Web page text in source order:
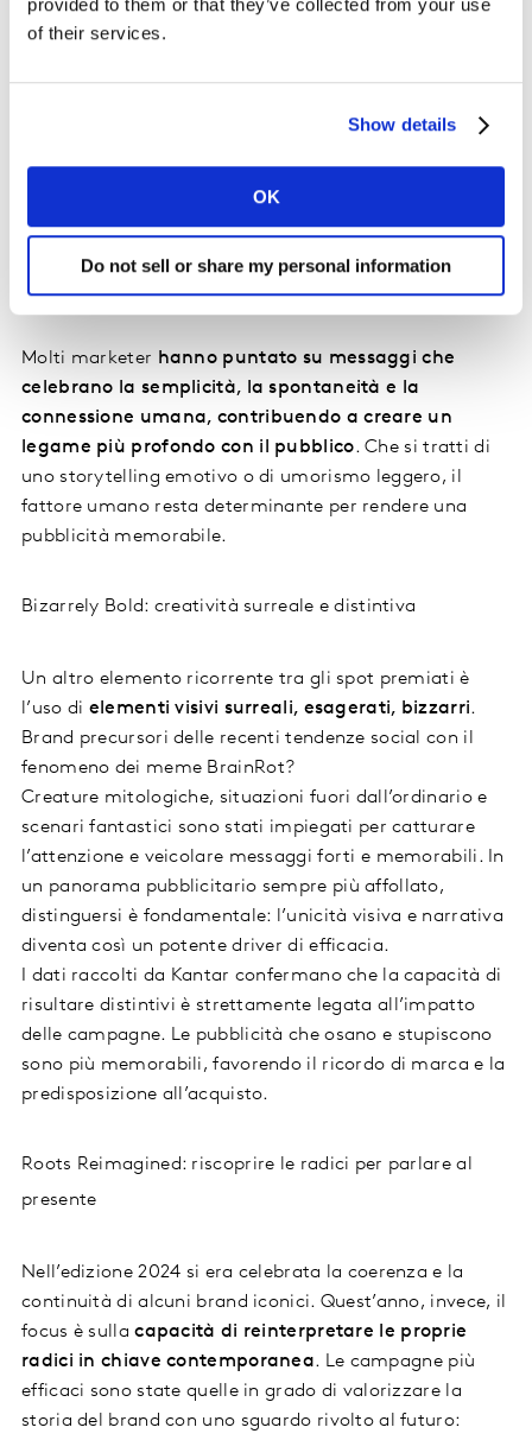
of their services.
Show details
OK
Do not sell or share my personal information
periodo in cui l’AI domina la scena e la comunicazione
umane autentiche. I brand più efficaci sono quelli che
riescono a raccontarsi in modo empatico, entrando in
connessione con i sentimenti, i bisogni e le esperienze
quotidiane delle persone.
Molti marketer hanno puntato su messaggi che
celebrano la semplicità, la spontaneità e la
connessione umana, contribuendo a creare un
legame più profondo con il pubblico. Che si tratti di
uno storytelling emotivo o di umorismo leggero, il
fattore umano resta determinante per rendere una
pubblicità memorabile.
Bizarrely Bold: creatività surreale e distintiva
Un altro elemento ricorrente tra gli spot premiati è
l’uso di elementi visivi surreali, esagerati, bizzarri.
Brand precursori delle recenti tendenze social con il
fenomeno dei meme BrainRot?
Creature mitologiche, situazioni fuori dall’ordinario e
scenari fantastici sono stati impiegati per catturare
l’attenzione e veicolare messaggi forti e memorabili. In
un panorama pubblicitario sempre più affollato,
distinguersi è fondamentale: l’unicità visiva e narrativa
diventa così un potente driver di efficacia.
I dati raccolti da Kantar confermano che la capacità di
risultare distintivi è strettamente legata all’impatto
delle campagne. Le pubblicità che osano e stupiscono
sono più memorabili, favorendo il ricordo di marca e la
predisposizione all’acquisto.
Roots Reimagined: riscoprire le radici per parlare al
presente
Nell’edizione 2024 si era celebrata la coerenza e la
continuità di alcuni brand iconici. Quest’anno, invece, il
focus è sullacapacità di reinterpretare le proprie
radici in chiave contemporanea. Le campagne più
efficaci sono state quelle in grado di valorizzare la
storia del brand con uno sguardo rivolto al futuro: